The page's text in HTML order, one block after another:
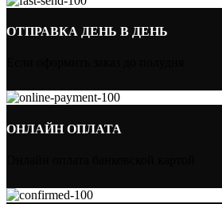
ОТПРАВКА ДЕНЬ В ДЕНЬ
ОНЛАЙН ОПЛАТА